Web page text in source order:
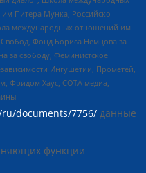
Питера Мунка, Российско-
международных отношений им
Фонд Бориса Немцова за
за свободу, Феминистское
Ингушетии, Прометей,
Фридом Хаус, СОТА медиа,
documents/7756/ данные
функции